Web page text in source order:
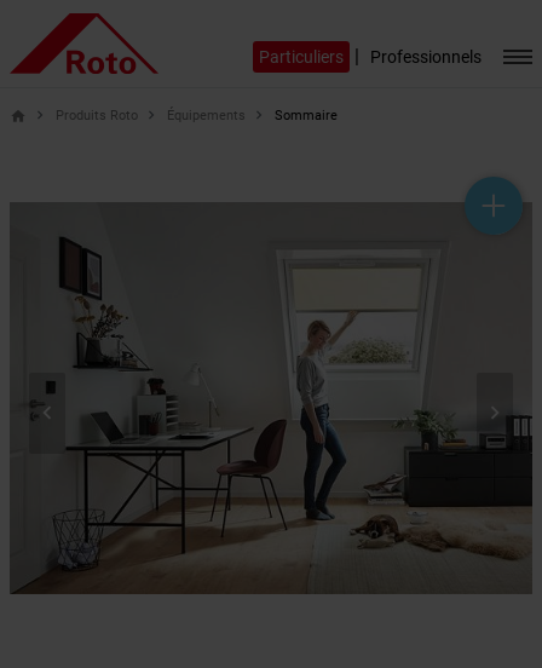
Particuliers | Professionnels
help_outline
headset_mic
mail_outline
home Produits Roto Équipements Sommaire
 